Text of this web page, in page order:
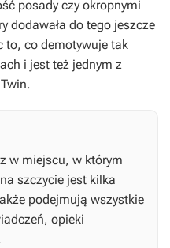
posady czy okropnymi
dodawała do tego jeszcze
to, co demotywuje tak
i jest też jednym z
w miejscu, w którym
szczycie jest kilka
podejmują wszystkie
opieki